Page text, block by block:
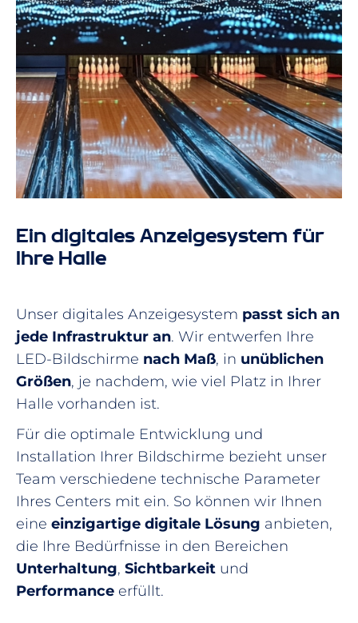
Ein digitales Anzeigesystem für
Ihre Halle
Unser digitales Anzeigesystem passt sich an
jede Infrastruktur an. Wir entwerfen Ihre
LED-Bildschirme nach Maß, in unüblichen
Größen, je nachdem, wie viel Platz in Ihrer
Halle vorhanden ist.
Für die optimale Entwicklung und
Installation Ihrer Bildschirme bezieht unser
Team verschiedene technische Parameter
Ihres Centers mit ein. So können wir Ihnen
eine einzigartige digitale Lösung anbieten,
die Ihre Bedürfnisse in den Bereichen
Unterhaltung, Sichtbarkeit und
Performance erfüllt.